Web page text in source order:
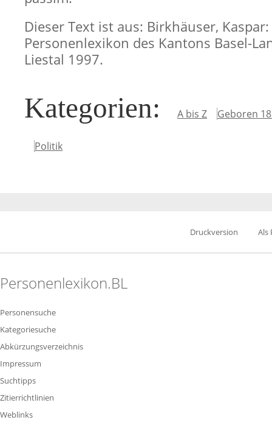
Dieser Text ist aus: Birkhäuser, Kaspar:
Personenlexikon des Kantons Basel-
Liestal 1997.
Kategorien: A bis Z Geboren
Politik
Druckversion Als
Personenlexikon.BL
Personensuche
Kategoriesuche
Abkürzungsverzeichnis
Impressum
Suchtipps
Zitierrichtlinien
Weblinks